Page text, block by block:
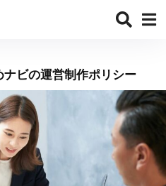
ビの運営制作ポリシー